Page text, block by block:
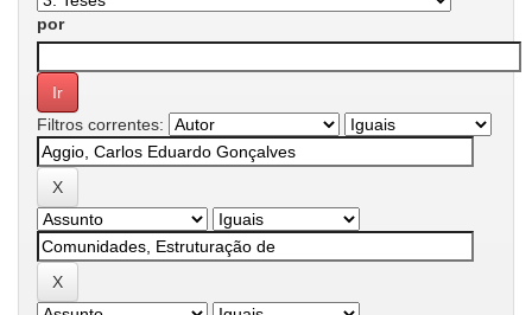
por
Filtros correntes: